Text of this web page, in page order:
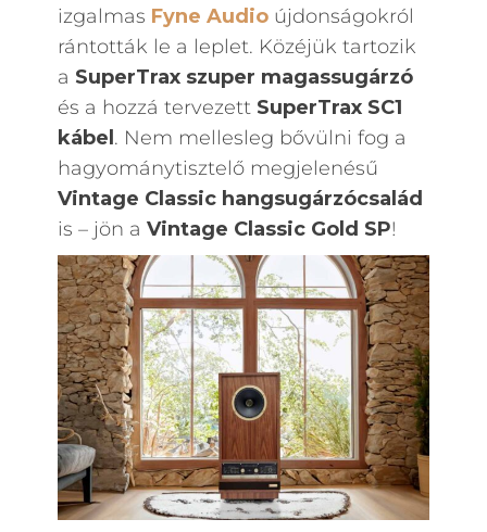
izgalmas Fyne Audioújdonságokról
rántották le a leplet. Közéjük tartozik
a SuperTrax szuper magassugárzó
és a hozzá tervezett SuperTrax SC1
kábel. Nem mellesleg bővülni fog a
hagyománytisztelő megjelenésű
Vintage Classic hangsugárzócsalád
is – jön a Vintage Classic Gold SP!